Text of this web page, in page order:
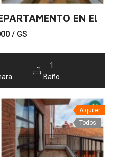
EN EL
/ GS
1
Baño
Alquiler
Todos